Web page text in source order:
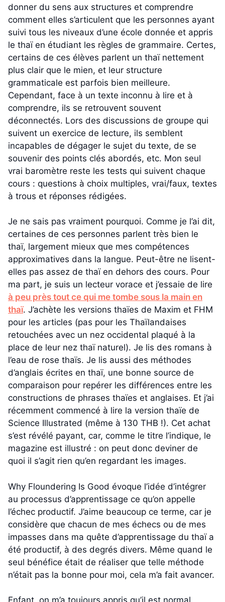
donner du sens aux structures et comprendre
comment elles s’articulent que les personnes ayant
suivi tous les niveaux d’une école donnée et appris
le thaï en étudiant les règles de grammaire. Certes,
certains de ces élèves parlent un thaï nettement
plus clair que le mien, et leur structure
grammaticale est parfois bien meilleure.
Cependant, face à un texte inconnu à lire et à
comprendre, ils se retrouvent souvent
déconnectés. Lors des discussions de groupe qui
suivent un exercice de lecture, ils semblent
incapables de dégager le sujet du texte, de se
souvenir des points clés abordés, etc. Mon seul
vrai baromètre reste les tests qui suivent chaque
cours : questions à choix multiples, vrai/faux, textes
à trous et réponses rédigées.
Je ne sais pas vraiment pourquoi. Comme je l’ai dit,
certaines de ces personnes parlent très bien le
thaï, largement mieux que mes compétences
approximatives dans la langue. Peut-être ne lisent-
elles pas assez de thaï en dehors des cours. Pour
ma part, je suis un lecteur vorace et j’essaie de lire
à peu près tout ce qui me tombe sous la main en
thaï. J’achète les versions thaïes de Maxim et FHM
pour les articles (pas pour les Thaïlandaises
retouchées avec un nez occidental plaqué à la
place de leur nez thaï naturel). Je lis des romans à
l’eau de rose thaïs. Je lis aussi des méthodes
d’anglais écrites en thaï, une bonne source de
comparaison pour repérer les différences entre les
constructions de phrases thaïes et anglaises. Et j’ai
récemment commencé à lire la version thaïe de
Science Illustrated (même à 130 THB !). Cet achat
s’est révélé payant, car, comme le titre l’indique, le
magazine est illustré : on peut donc deviner de
quoi il s’agit rien qu’en regardant les images.
Why Floundering Is Good évoque l’idée d’intégrer
au processus d’apprentissage ce qu’on appelle
l’échec productif. J’aime beaucoup ce terme, car je
considère que chacun de mes échecs ou de mes
impasses dans ma quête d’apprentissage du thaï a
été productif, à des degrés divers. Même quand le
seul bénéfice était de réaliser que telle méthode
n’était pas la bonne pour moi, cela m’a fait avancer.